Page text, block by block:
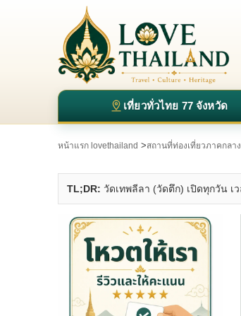
เที่ยวทั่วไทย 77 จังหวัด
หน้าแรก lovethailand >สถานที่ท่องเที่ยวภาคกลาง
TL;DR: วัดเทพลีลา (วัดตึก) เปิดทุกวัน เ